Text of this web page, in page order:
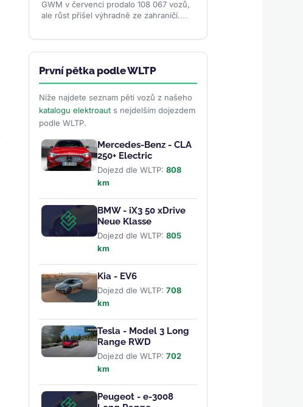
GWM v červenci prodalo 108 067 vozů,
ale růst přišel výhradně ze zahraničí.
prodeje, zatímco...>>
První pětka podle WLTP
Níže najdete seznam pěti vozů z našeho
katalogu elektroauts nejdelším dojezdem
podle WLTP.
Mercedes-Benz - CLA
250+ Electric
Dojezd dle WLTP: 808
km
BMW - iX3 50 xDrive
Neue Klasse
Dojezd dle WLTP: 805
km
Kia - EV6
Dojezd dle WLTP: 708
km
Tesla - Model 3 Long
Range RWD
Dojezd dle WLTP: 702
km
Peugeot - e-3008